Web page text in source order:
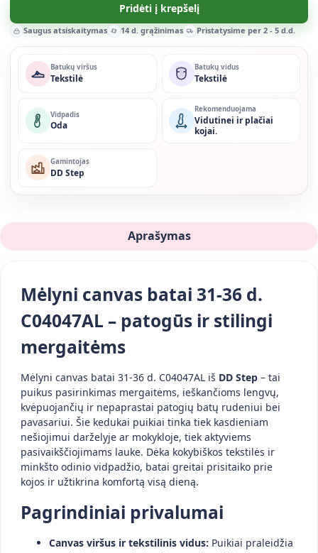
Pridėti į krepšelį
Saugus atsiskaitymas 14 d. grąžinimas Pristatysime per 2 - 5 d.d.
Batukų viršus
Tekstilė
Batukų vidus
Tekstilė
Vidpadis
Oda
Rekomenduojama
Vidutinei ir plačiai
kojai.
Gamintojas
DD Step
Aprašymas
Mėlyni canvas batai 31-36 d.
C04047AL – patogūs ir stilingi
mergaitėms
Mėlyni canvas batai 31-36 d. C04047AL iš DD Step – tai
puikus pasirinkimas mergaitėms, ieškančioms lengvų,
kvėpuojančių ir nepaprastai patogių batų rudeniui bei
pavasariui. Šie kedukai puikiai tinka tiek kasdieniam
nešiojimui darželyje ar mokykloje, tiek aktyviems
pasivaikščiojimams lauke. Dėka kokybiškos tekstilės ir
minkšto odinio vidpadžio, batai greitai prisitaiko prie
kojos ir užtikrina komfortą visą dieną.
Pagrindiniai privalumai
Canvas viršus ir tekstilinis vidus: Puikiai praleidžia